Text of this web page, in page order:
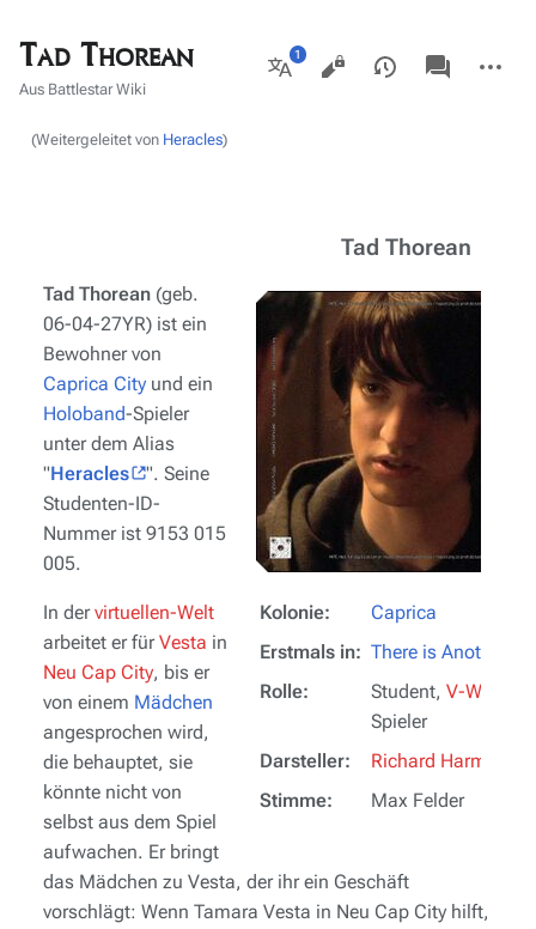
Tad Thorean
Aus Battlestar Wiki
Weitere
Ansichten
associated-
pages
Aktionen
(Weitergeleitet von Heracles)
Tad Thorean
Kolonie:
Caprica
Erstmals in: There is Another
Rolle:
Student, V-Welt
Spieler
Darsteller:
Richard Harmon
Stimme:
Max Felder
Tad Thorean (geb.
06-04-27YR) ist ein
Bewohner von
Caprica City und ein
Holoband-Spieler
unter dem Alias ​​
"Heracles
". Seine
Studenten-ID-
Nummer ist 9153 015
005.
In dervirtuellen-Welt
arbeitet er fürVesta in
Neu Cap City, bis er
von einem Mädchen
angesprochen wird,
die behauptet, sie
könnte nicht von
selbst aus dem Spiel
aufwachen. Er bringt
das Mädchen zu Vesta, der ihr ein Geschäft
vorschlägt: Wenn Tamara Vesta in Neu Cap City hilft,